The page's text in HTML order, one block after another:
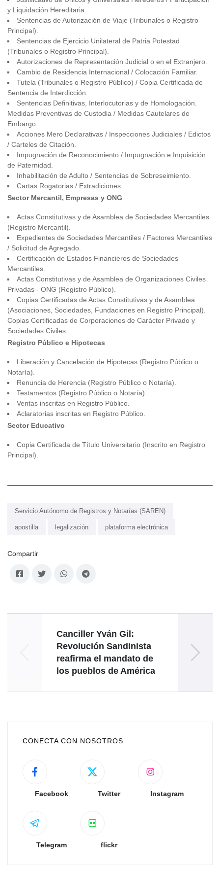
y Liquidación Hereditaria.
Sentencias de Autorización de Viaje (Tribunales o Registro
Principal).
Sentencias de Ejercicio Unilateral de Patria Potestad
(Tribunales o Registro Principal).
Autorizaciones de Representación Judicial o en el Extranjero.
Cambio de Residencia Internacional / Colocación Familiar.
Tutela (Tribunales o Registro Público) / Copia Certificada de
Sentencia de Interdicción.
Sentencias Definitivas, Interlocutorias y de Homologación.
Medidas Preventivas de Custodia / Medidas Cautelares de
Embargo.
Acciones Mero Declarativas / Inspecciones Judiciales / Edictos
/ Carteles de Citación.
Impugnación de Reconocimiento / Impugnación e Inquisición
de Paternidad.
Inhabilitación de Adulto / Sentencias de Sobreseimiento.
Cartas Rogatorias / Extradiciones.
Sector Mercantil, Empresas y ONG
Actas Constitutivas y de Asamblea de Sociedades Mercantiles
(Registro Mercantil).
Expedientes de Sociedades Mercantiles / Factores Mercantiles
/ Solicitud de Agregado.
Certificación de Estados Financieros de Sociedades
Mercantiles.
Actas Constitutivas y de Asamblea de Organizaciones Civiles
Privadas - ONG (Registro Público).
Copias Certificadas de Actas Constitutivas y de Asamblea
(Asociaciones, Sociedades, Fundaciones en Registro Principal).
Copias Certificadas de Corporaciones de Carácter Privado y
Sociedades Civiles.
Registro Público e Hipotecas
Liberación y Cancelación de Hipotecas (Registro Público o
Notaría).
Renuncia de Herencia (Registro Público o Notaría).
Testamentos (Registro Público o Notaría).
Ventas inscritas en Registro Público.
Aclaratorias inscritas en Registro Público.
Sector Educativo
Copia Certificada de Título Universitario (Inscrito en Registro
Principal).
Servicio Autónomo de Registros y Notarías (SAREN)
apostilla legalización plataforma electrónica
Compartir
Canciller Yván Gil:
Revolución Sandinista
reafirma el mandato de
los pueblos de América
CONECTA CON NOSOTROS
Facebook Twitter Instagram
Telegram flickr